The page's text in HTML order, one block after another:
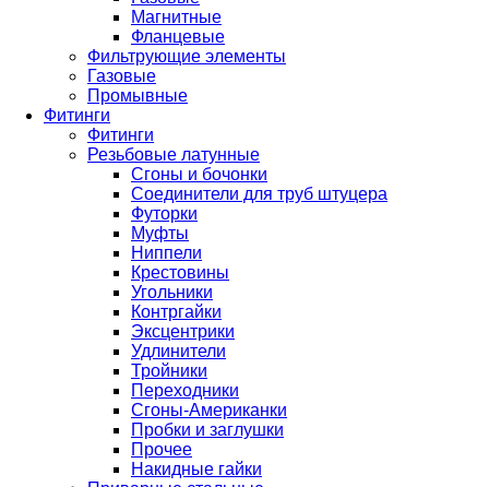
Магнитные
Фланцевые
Фильтрующие элементы
Газовые
Промывные
Фитинги
Фитинги
Резьбовые латунные
Сгоны и бочонки
Соединители для труб штуцера
Футорки
Муфты
Ниппели
Крестовины
Угольники
Контргайки
Эксцентрики
Удлинители
Тройники
Переходники
Сгоны-Американки
Пробки и заглушки
Прочее
Накидные гайки